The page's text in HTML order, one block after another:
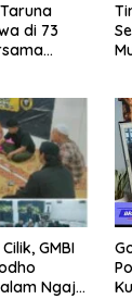
di 73
GMBI
Ngaji